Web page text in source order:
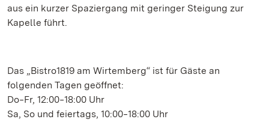
aus ein kurzer Spaziergang mit geringer Steigung zur
Kapelle führt.
Das „Bistro1819 am Wirtemberg“ ist für Gäste an
folgenden Tagen geöffnet:
Do‒Fr, 12:00‒18:00 Uhr
Sa, So und feiertags, 10:00‒18:00 Uhr